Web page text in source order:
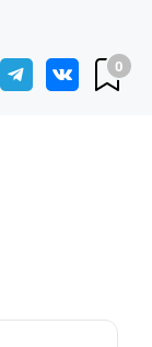
0